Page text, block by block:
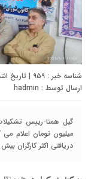
شناسه خبر : ۹۵۹ | تاریخ انتشار : ۱۱ اردیبهشت ۱۴۰۲ - ۱۵:۳۵ | تعداد دیدگاه :
ارسال توسط : hadmin
میلیون تومان اعلام می
دریافتی اکثر کارگران بیش از ۵ میلیون تومان